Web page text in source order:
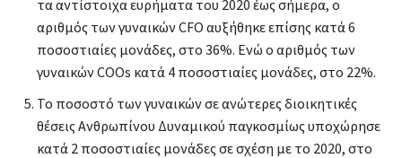
τα αντίστοιχα ευρήματα του 2020 έως σήμερα, ο
αριθμός των γυναικών CFO αυξήθηκε επίσης κατά 6
ποσοστιαίες μονάδες, στο 36%. Ενώ ο αριθμός των
γυναικών COOs κατά 4 ποσοστιαίες μονάδες, στο 22%.
Το ποσοστό των γυναικών σε ανώτερες διοικητικές
θέσεις Ανθρωπίνου Δυναμικού παγκοσμίως υποχώρησε
κατά 2 ποσοστιαίες μονάδες σε σχέση με το 2020, στο